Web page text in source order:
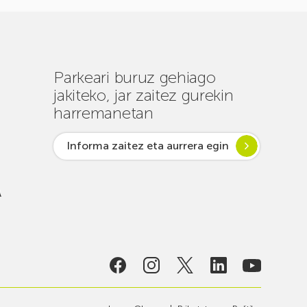
Parkeari buruz gehiago
jakiteko, jar zaitez gurekin
harremanetan
Informa zaitez eta aurrera egin